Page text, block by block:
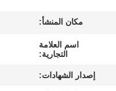
مراقبة
الجودة
مكان المنشأ:
اسم العلامة
التجارية:
إصدار الشهادات: